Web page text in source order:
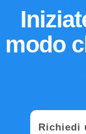
modo
Richiedi